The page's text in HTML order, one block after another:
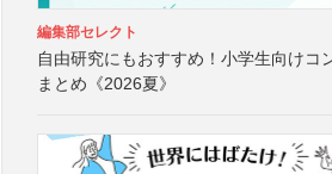
編集部セレクト
自由研究にもおすすめ！小学生向けコ
まとめ《2026夏》